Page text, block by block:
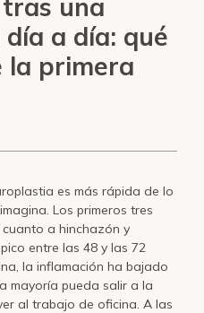
una
a día: qué
la primera
es más rápida de lo
Los primeros tres
a hinchazón y
entre las 48 y las 72
la inflamación ha bajado
mayoría pueda salir a la
al trabajo de oficina. A las